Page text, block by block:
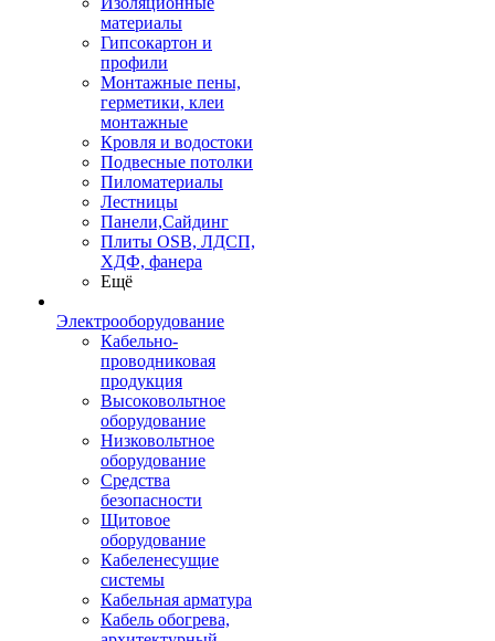
материалы
Гипсокартон и
профили
Монтажные пены,
герметики, клеи
монтажные
Кровля и водостоки
Подвесные потолки
Пиломатериалы
Лестницы
Панели,Сайдинг
Плиты OSB, ЛДСП,
ХДФ, фанера
Ещё
Электрооборудование
Кабельно-
проводниковая
продукция
Высоковольтное
оборудование
Низковольтное
оборудование
Средства
безопасности
Щитовое
оборудование
Кабеленесущие
системы
Кабельная арматура
Кабель обогрева,